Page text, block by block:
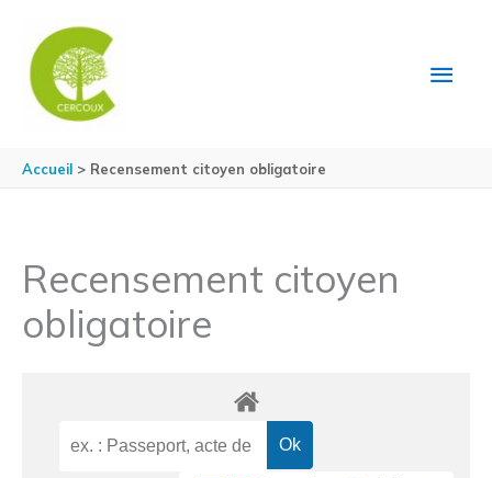
Accueil Recensement citoyen obligatoire
Recensement citoyen
obligatoire